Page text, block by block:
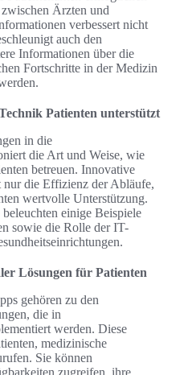
Ärzten und
verbessert nicht
auch den
Informationen über die
Fortschritte in der Medizin
Patienten unterstützt
in die
die Art und Weise, wie
betreuen. Innovative
nur die Effizienz der Abläufe,
wertvolle Unterstützung.
einige Beispiele
sowie die Rolle der IT-
Lösungen für Patienten
gehören zu den
die in
werden. Diese
medizinische
Sie können